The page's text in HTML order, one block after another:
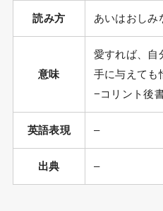
読み方 あいはおしみ
意味
愛すれば、自
手に与えても
−コリント後
英語表現 –
出典 –